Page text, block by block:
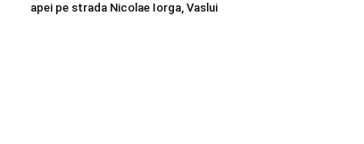
apei pe strada Nicolae Iorga, Vaslui